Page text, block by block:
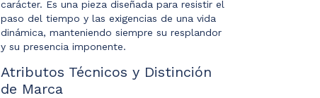
carácter. Es una pieza diseñada para resistir el
paso del tiempo y las exigencias de una vida
dinámica, manteniendo siempre su resplandor
y su presencia imponente.
Atributos Técnicos y Distinción
de Marca